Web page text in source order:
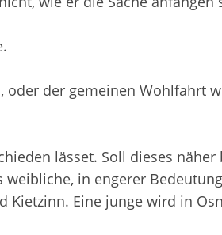
oder der gemeinen Wohlfahrt
lässet. Soll dieses
in engerer
Kietzinn. Eine junge wird in